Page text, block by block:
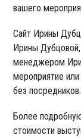
вашего
Сайт Ирины
Ирины
менеджером
мероприятие
без посредников.
Более
стоимости